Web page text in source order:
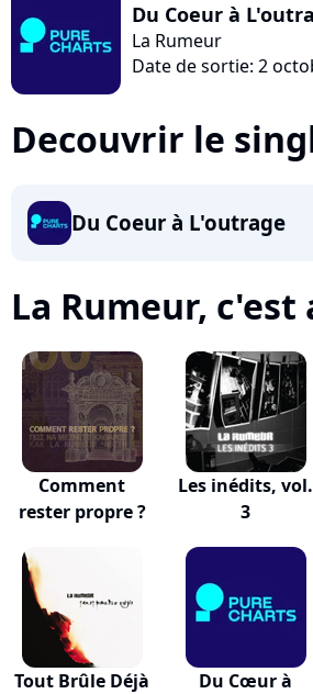
Du Coeur à
La Rumeur
Date de sortie: 2
Decouvrir le
Du Coeur à L'outrage
La Rumeur, c'est
Comment
rester propre ?
Les inédits, vol.
3
Tout Brûle Déjà
Du Cœur à